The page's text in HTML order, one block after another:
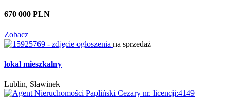
670 000 PLN
Zobacz
na sprzedaż
lokal mieszkalny
Lublin, Sławinek